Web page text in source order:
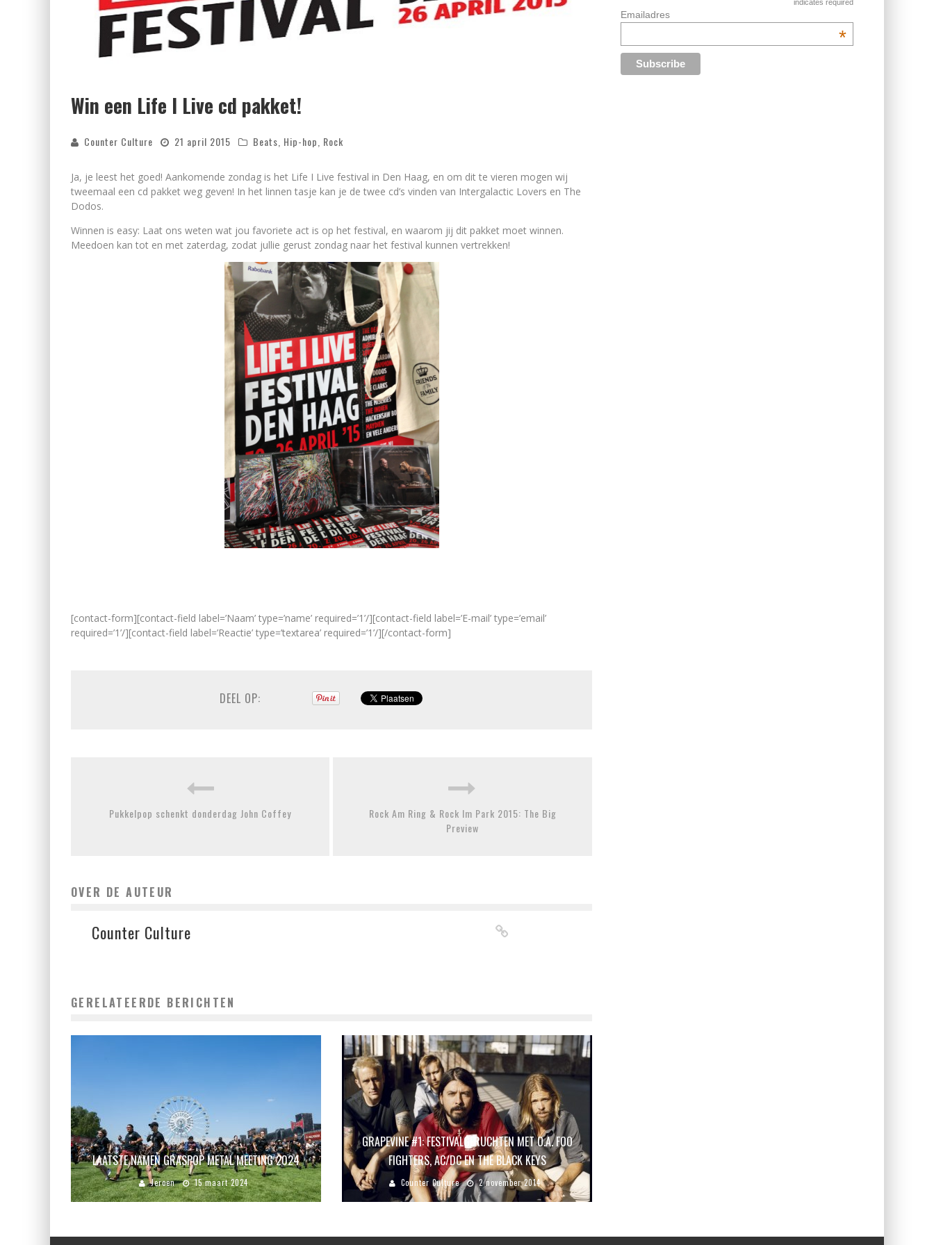
Win een Life I Live cd pakket!
Counter Culture 21 april 2015 Beats Hip-hop Rock
Ja, je leest het goed! Aankomende zondag is het Life I Live festival in Den Haag, en om dit te vieren mogen wij
tweemaal een cd pakket weg geven! In het linnen tasje kan je de twee cd’s vinden van Intergalactic Lovers en The
Dodos.
Winnen is easy: Laat ons weten wat jou favoriete act is op het festival, en waarom jij dit pakket moet winnen.
Meedoen kan tot en met zaterdag, zodat jullie gerust zondag naar het festival kunnen vertrekken!
[contact-form][contact-field label=’Naam’ type=’name’ required=’1’/][contact-field label=’E-mail’ type=’email’
required=’1’/][contact-field label=’Reactie’ type=’textarea’ required=’1’/][/contact-form]
DEEL OP:
Pukkelpop schenkt donderdag John Coffey
Rock Am Ring & Rock Im Park 2015: The Big
Preview
OVER DE AUTEUR
Counter Culture
GERELATEERDE BERICHTEN
LAATSTE NAMEN GRASPOP METAL MEETING 2024
Jeroen 15 maart 2024
GRAPEVINE #1: FESTIVALGERUCHTEN MET O.A. FOO
FIGHTERS, AC/DC EN THE BLACK KEYS
Counter Culture 2 november 2014
indicates required
Emailadres
*